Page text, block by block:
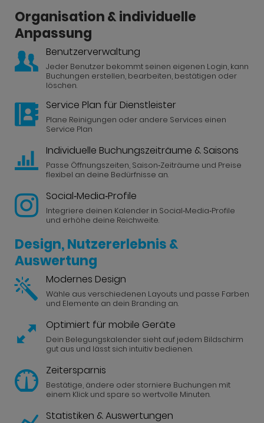
Organisation & individuelle
Anpassung
Benutzerverwaltung
Jeder Benutzer bekommt seinen eigenen Login, kann
Buchungen erstellen, bearbeiten, bestätigen oder
löschen.
Service Plan für Dienstleister
Plane Reinigungen oder andere Services einen
Service Plan
Individuelle Buchungszeiträume & Saisons
Passe Öffnungszeiten, Saison‑Zeiträume und Preise
flexibel an deine Bedürfnisse an.
Social‑Media‑Profile
Integriere deinen Kalender in Social‑Media‑Profile
und erhöhe deine Reichweite.
Design, Nutzererlebnis &
Auswertung
Modernes Design
Wähle aus verschiedenen Layouts und passe Farben
und Elemente an dein Branding an.
Optimiert für mobile Geräte
Dein Belegungskalender sieht auf jedem Bildschirm
gut aus und lässt sich intuitiv bedienen.
Zeitersparnis
Bestätige, ändere oder storniere Buchungen mit
einem Klick und spare so wertvolle Minuten.
Statistiken & Auswertungen